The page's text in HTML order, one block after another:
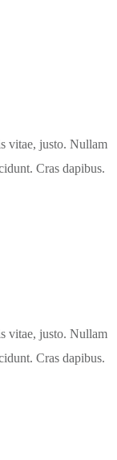
vitae, justo. Nullam
Cras dapibus.
vitae, justo. Nullam
Cras dapibus.